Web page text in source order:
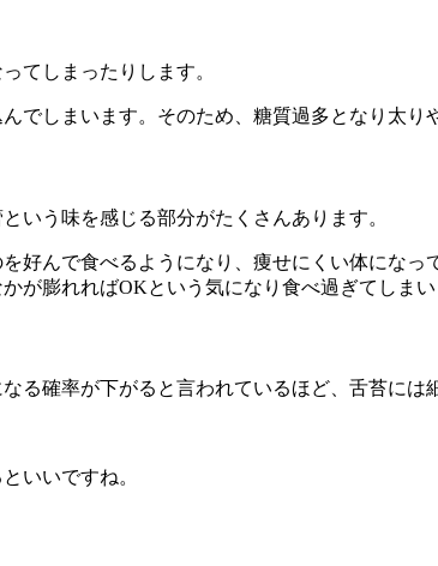
てしまったりします。
しまいます。そのため、糖質過多となり太り
いう味を感じる部分がたくさんあります。
んで食べるようになり、痩せにくい体になっ
が膨れればOKという気になり食べ過ぎてしまい
確率が下がると言われているほど、舌苔には
いいですね。